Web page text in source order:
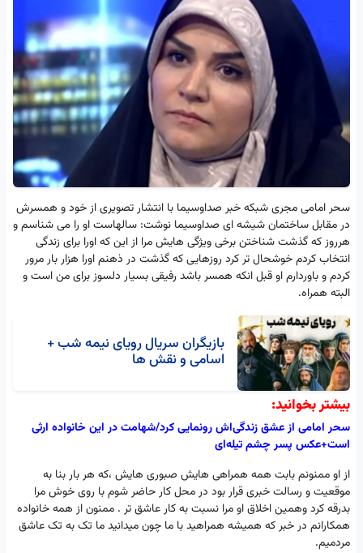
سحر امامی مجری شبکه خبر صداوسیما با انتشار تصویری از خود و همسرش
در مقابل ساختمان شیشه ای صداوسیما نوشت: سالهاست او را می شناسم و
هرروز که گذشت شناختن برخی ویژگی هایش مرا از این که اورا برای زندگی
انتخاب کردم خوشحال تر کرد روزهایی که گذشت در ذهنم اورا هزار بار مرور
کردم و باوردارم او قبل انکه همسر باشد رفیقی بسیار دلسوز برای من است و
البته همراه.
بازیگران سریال رویای نیمه شب +
اسامی و نقش ها
بیشتر بخوانید:
سحر امامی از عشق زندگی‌اش رونمایی کرد/شهامت در این خانواده ارثی
است+عکس پسر چشم تیله‌ای
از او ممنونم بابت همه همراهی هایش صبوری هایش ،که هر بار بنا به
موقعیت و رسالت خبری قرار بود در محل کار حاضر شوم با روی خوش مرا
بدرقه کرد وهمین اخلاق او مرا نسبت به کار عاشق تر . ممنون از همه خانواده
همکارانم در خبر که همیشه همراهید با ما چون میدانید ما تک به تک عاشق
مردمیم.